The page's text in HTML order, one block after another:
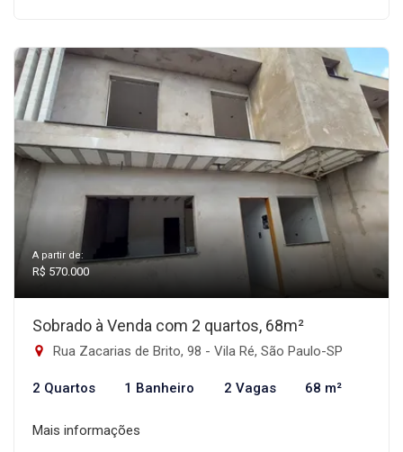
A partir de:
R$ 570.000
Sobrado à Venda com 2 quartos, 68m²
Rua Zacarias de Brito, 98 - Vila Ré, São Paulo-SP
2 Quartos 1 Banheiro 2 Vagas 68 m²
Mais informações